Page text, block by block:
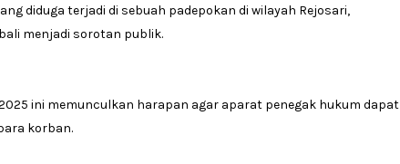
diduga terjadi di sebuah padepokan di wilayah Rejosari,
menjadi sorotan publik.
ini memunculkan harapan agar aparat penegak hukum dapat
korban.